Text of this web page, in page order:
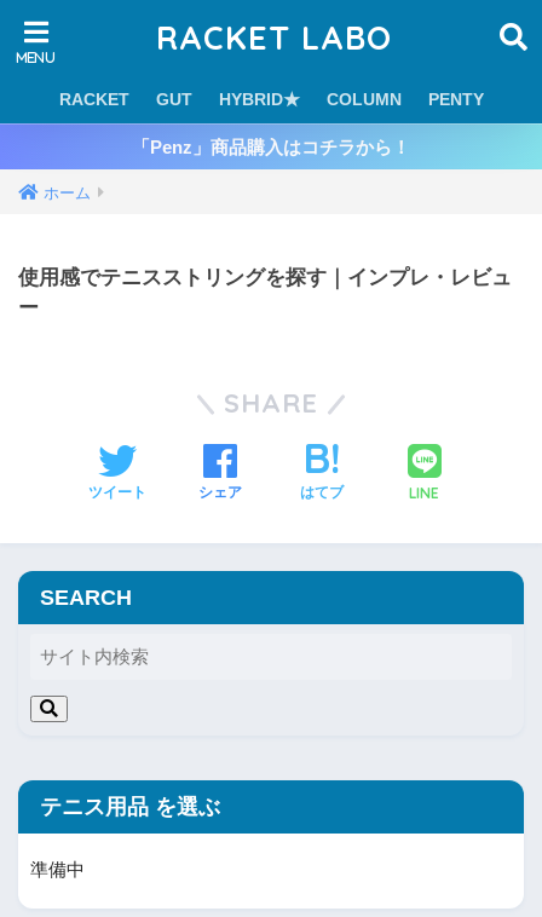
RACKET LABO
RACKET GUT HYBRID★ COLUMN PENTY
「Penz」商品購入はコチラから！
ホーム
使用感でテニスストリングを探す｜インプレ・レビュ
ー
SHARE
ツイート シェア はてブ LINE
SEARCH
テニス用品 を選ぶ
準備中